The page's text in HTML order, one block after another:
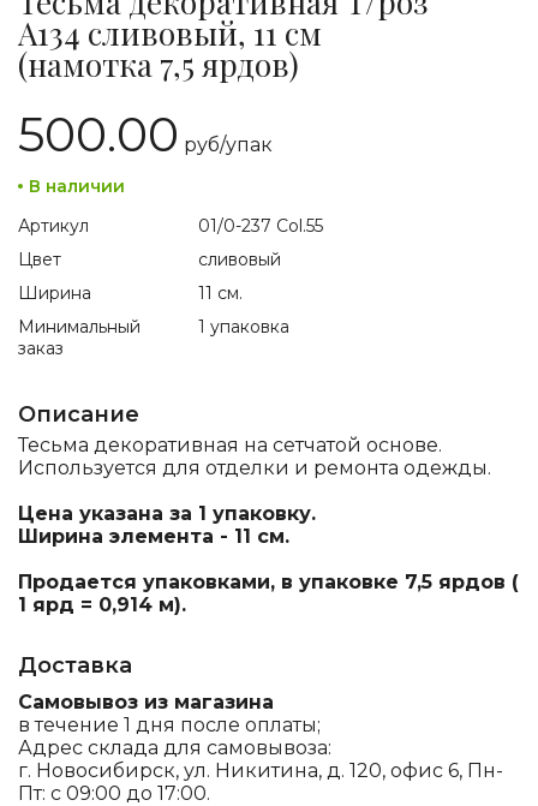
A134 сливовый, 11 см
(намотка 7,5 ярдов)
500.00 руб/упак
В наличии
Артикул
01/0-237 Col.55
Цвет
сливовый
Ширина
11 см.
Минимальный
заказ
1 упаковка
Описание
Тесьма декоративная на сетчатой основе.
Используется для отделки и ремонта одежды.
Цена указана за 1 упаковку.
Ширина элемента - 11 см.
Продается упаковками, в упаковке 7,5 ярдов (
1 ярд = 0,914 м).
Доставка
Самовывоз из магазина
в течение 1 дня после оплаты;
Адрес склада для самовывоза:
г. Новосибирск, ул. Никитина, д. 120, офис 6, Пн-
Пт: с 09:00 до 17:00.